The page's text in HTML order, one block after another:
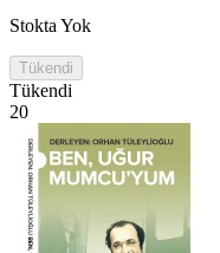
Stokta Yok
Tükendi
Tükendi
20